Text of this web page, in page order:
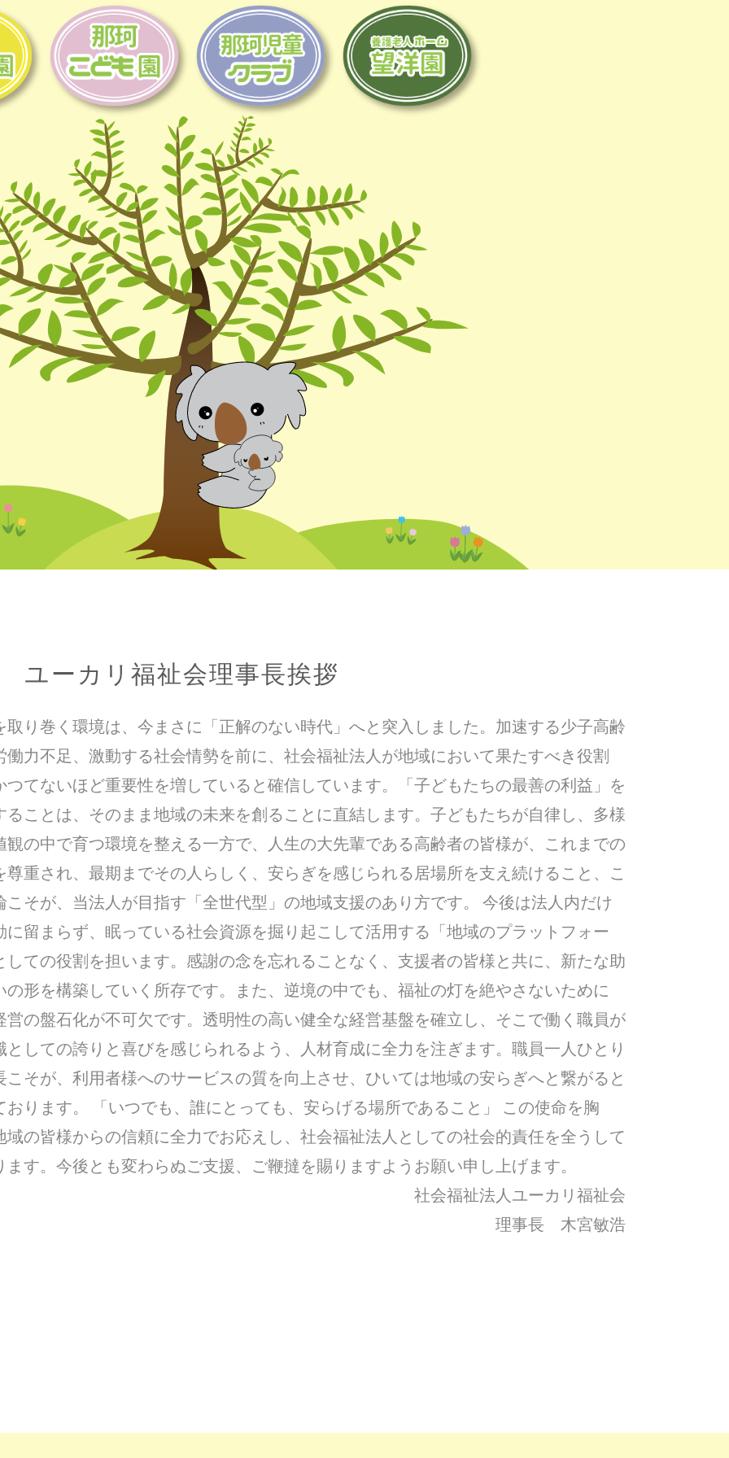
ユーカリ福祉会理事長挨拶
取り巻く環境は、今まさに「正解のない時代」へと突入しました。加速する少子高齢
働力不足、激動する社会情勢を前に、社会福祉法人が地域において果たすべき役割
つてないほど重要性を増していると確信しています。「子どもたちの最善の利益」を
ることは、そのまま地域の未来を創ることに直結します。子どもたちが自律し、多様
観の中で育つ環境を整える一方で、人生の大先輩である高齢者の皆様が、これまでの
尊重され、最期までその人らしく、安らぎを感じられる居場所を支え続けること、こ
こそが、当法人が目指す「全世代型」の地域支援のあり方です。 今後は法人内だけ
に留まらず、眠っている社会資源を掘り起こして活用する「地域のプラットフォー
しての役割を担います。感謝の念を忘れることなく、支援者の皆様と共に、新たな助
の形を構築していく所存です。また、逆境の中でも、福祉の灯を絶やさないために
営の盤石化が不可欠です。透明性の高い健全な経営基盤を確立し、そこで働く職員が
としての誇りと喜びを感じられるよう、人材育成に全力を注ぎます。職員一人ひとり
こそが、利用者様へのサービスの質を向上させ、ひいては地域の安らぎへと繋がると
おります。 「いつでも、誰にとっても、安らげる場所であること」 この使命を胸
域の皆様からの信頼に全力でお応えし、社会福祉法人としての社会的責任を全うして
ます。今後とも変わらぬご支援、ご鞭撻を賜りますようお願い申し上げます。
社会福祉法人ユーカリ福祉会
理事長 木宮敏浩